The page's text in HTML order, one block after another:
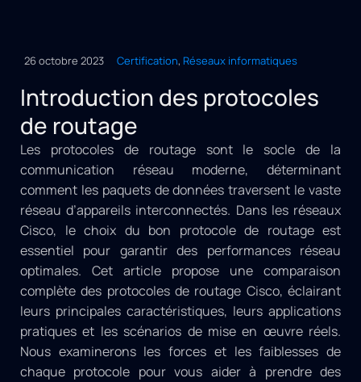
26 octobre 2023 Certification, Réseaux informatiques
Introduction des protocoles
de routage
Les protocoles de routage sont le socle de la
communication réseau moderne, déterminant
comment les paquets de données traversent le vaste
réseau d’appareils interconnectés. Dans les réseaux
Cisco, le choix du bon protocole de routage est
essentiel pour garantir des performances réseau
optimales. Cet article propose une comparaison
complète des protocoles de routage Cisco, éclairant
leurs principales caractéristiques, leurs applications
pratiques et les scénarios de mise en œuvre réels.
Nous examinerons les forces et les faiblesses de
chaque protocole pour vous aider à prendre des